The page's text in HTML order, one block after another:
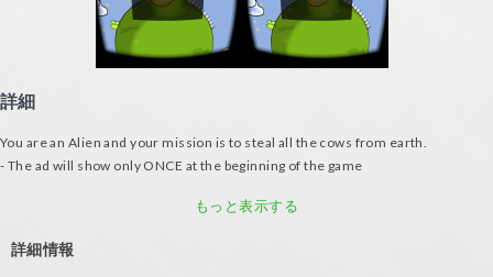
詳細
You are an Alien and your mission is to steal all the cows from earth.
- The ad will show only ONCE at the beginning of the game
Dive, FIBRUM , Gear VR, Lakento, ...
INSTRUCTIONS:
もっと表示する
詳細情報